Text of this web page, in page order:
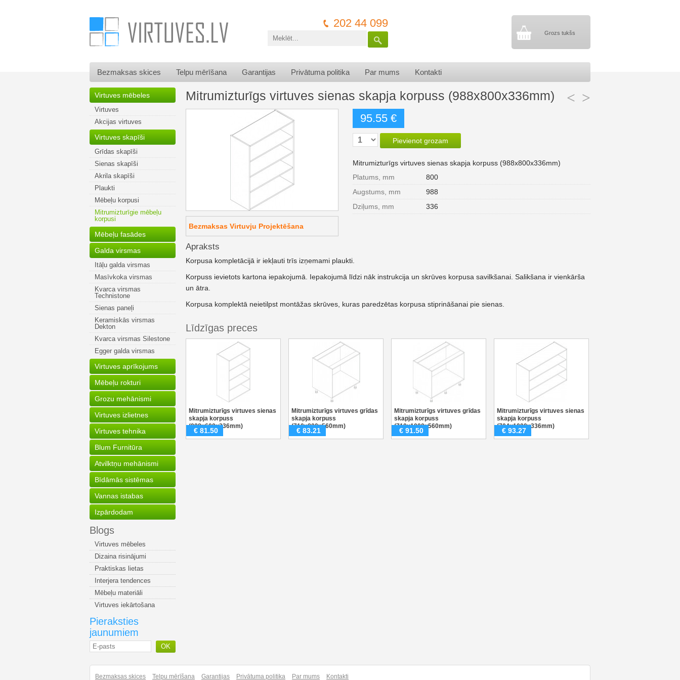
Grozs tukšs
202 44 099
Bezmaksas skices Telpu mērīšana Garantijas Privātuma politika Par mums Kontakti
Virtuves mēbeles
Virtuves
Akcijas virtuves
Virtuves skapīši
Grīdas skapīši
Sienas skapīši
Akrila skapīši
Plaukti
Mēbeļu korpusi
Mitrumizturīgie mēbeļu
korpusi
Mēbeļu fasādes
Galda virsmas
Itāļu galda virsmas
Masīvkoka virsmas
Kvarca virsmas
Technistone
Sienas paneļi
Keramiskās virsmas
Dekton
Kvarca virsmas Silestone
Egger galda virsmas
Virtuves aprīkojums
Mēbeļu rokturi
Grozu mehānismi
Virtuves izlietnes
Virtuves tehnika
Blum Furnitūra
Atvilktņu mehānismi
Bīdāmās sistēmas
Vannas istabas
Izpārdodam
Blogs
Virtuves mēbeles
Dizaina risinājumi
Praktiskas lietas
Interjera tendences
Mēbeļu materiāli
Virtuves iekārtošana
Pieraksties
jaunumiem
OK
Mitrumizturīgs virtuves sienas skapja korpuss (988x800x336mm) < >
Bezmaksas Virtuvju Projektēšana
95.55 €
Pievienot grozam
Mitrumizturīgs virtuves sienas skapja korpuss (988x800x336mm)
Platums, mm
800
Augstums, mm
988
Dziļums, mm
336
Apraksts
Korpusa kompletācijā ir iekļauti trīs izņemami plaukti.
Korpuss ievietots kartona iepakojumā. Iepakojumā līdzi nāk instrukcija un skrūves korpusa savilkšanai. Salikšana ir vienkārša
un ātra.
Korpusa komplektā neietilpst montāžas skrūves, kuras paredzētas korpusa stiprināšanai pie sienas.
Līdzīgas preces
Mitrumizturīgs virtuves sienas
skapja korpuss
(988x600x336mm)
€ 81.50
Mitrumizturīgs virtuves grīdas
skapja korpuss
(710x800x560mm)
€ 83.21
Mitrumizturīgs virtuves grīdas
skapja korpuss
(710x1000x560mm)
€ 91.50
Mitrumizturīgs virtuves sienas
skapja korpuss
(704x1000x336mm)
€ 93.27
Bezmaksas skices Telpu mērīšana Garantijas Privātuma politika Par mums Kontakti